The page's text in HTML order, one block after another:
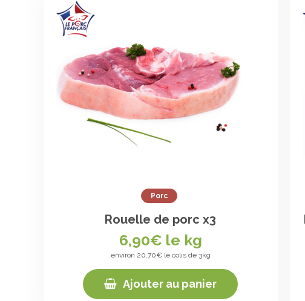
Porc
Rouelle de porc x3
6,90€ le kg
environ 20,70€ le colis de 3kg
Ajouter au panier